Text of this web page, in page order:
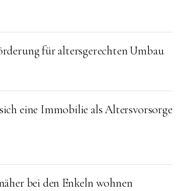
für altersgerechten Umbau
eine Immobilie als Altersvorsorge
bei den Enkeln wohnen